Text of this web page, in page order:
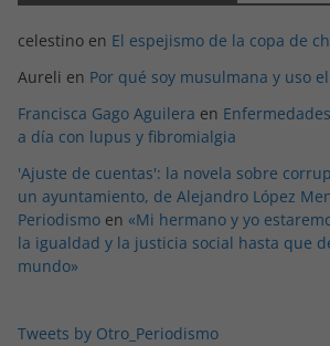
celestino en El espejismo de la copa de
Aureli en Por qué soy musulmana y uso
Francisca Gago Aguilera en
a día con lupus y fibromialgia
'Ajuste de cuentas': la novela sobre
un ayuntamiento, de Alejandro López
Periodismo en «Mi hermano y yo
la igualdad y la justicia social hasta que
mundo»
Tweets by Otro_Periodismo